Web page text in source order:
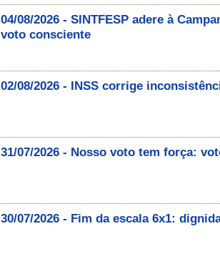
04/08/2026 - SINTFESP adere à
voto consciente
02/08/2026 - INSS corrige
31/07/2026 - Nosso voto tem força:
30/07/2026 - Fim da escala 6x1: